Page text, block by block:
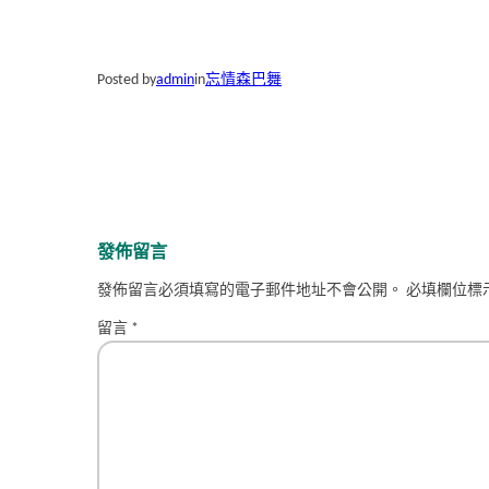
Posted byadminin忘情森巴舞
發佈留言
發佈留言必須填寫的電子郵件地址不會公開。 必填欄位標
留言 *